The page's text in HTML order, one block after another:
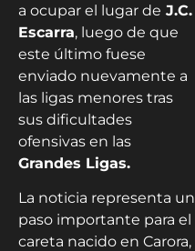
a ocupar el lugar de J.C.
Escarra, luego de que
este último fuese
enviado nuevamente a
las ligas menores tras
sus dificultades
ofensivas en las
Grandes Ligas.
La noticia representa un
paso importante para el
careta nacido en Carora,